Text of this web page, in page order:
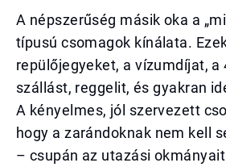
A népszerűség másik oka a
típusú csomagok kínálata.
repülőjegyeket, a vízumdíjat, a
szállást, reggelit, és gyakran
A kényelmes, jól szervezett
hogy a zarándoknak nem kell
– csupán az utazási